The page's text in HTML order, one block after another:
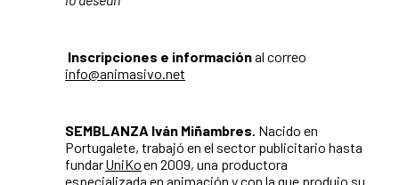
Inscripciones e informaciónal correo
info@animasivo.net
SEMBLANZA Iván Miñambres. Nacido en
Portugalete, trabajó en el sector publicitario hasta
fundarUniKoen 2009, una productora
especializada en animación y con la que produjo su